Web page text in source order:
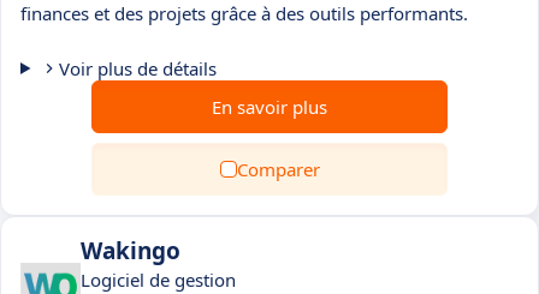
finances et des projets grâce à des outils performants.
Voir plus de détails
En savoir plus
Comparer
Wakingo
Logiciel de gestion